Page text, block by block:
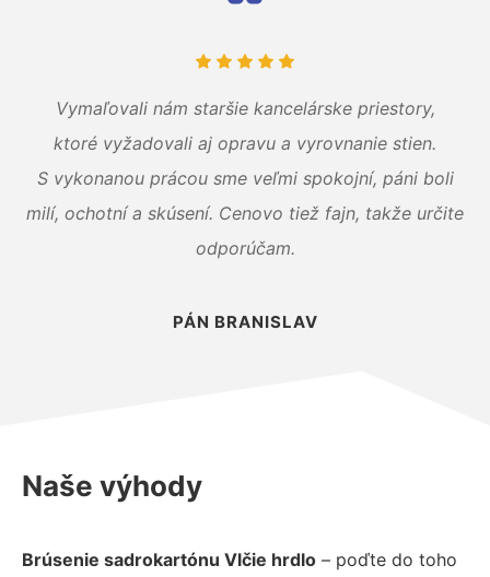
Vymaľovali nám staršie kancelárske priestory,
ktoré vyžadovali aj opravu a vyrovnanie stien.
S vykonanou prácou sme veľmi spokojní, páni boli
milí, ochotní a skúsení. Cenovo tiež fajn, takže určite
odporúčam.
PÁN BRANISLAV
Naše výhody
Brúsenie sadrokartónu Vlčie hrdlo – poďte do toho